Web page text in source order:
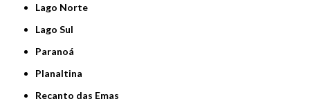
Lago Norte
Lago Sul
Paranoá
Planaltina
Recanto das Emas